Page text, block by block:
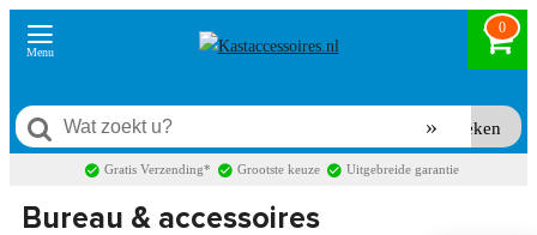
0
Zoeken
Gratis Verzending* Grootste keuze Uitgebreide garantie
Bureau & accessoires